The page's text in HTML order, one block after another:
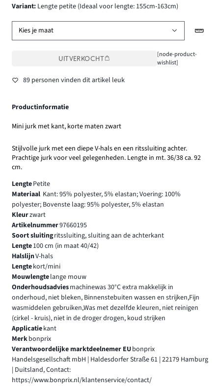
Variant: Lengte petite (Ideaal voor lengte: 155cm-163cm)
Kies je maat
UITVERKOCHT
[node-product-
wishlist]
89 personen vinden dit artikel leuk
Productinformatie
Mini jurk met kant, korte maten zwart
Stijlvolle jurk met een diepe V-hals en een ritssluiting achter.
Prachtige jurk voor veel gelegenheden. Lengte in mt. 36/38 ca. 92
cm.
LengtePetite
Materiaal Kant: 95% polyester, 5% elastan; Voering: 100%
polyester; Bovenste laag: 95% polyester, 5% elastan
Kleurzwart
Artikelnummer97660195
Soort sluitingritssluiting, sluiting aan de achterkant
Lengte100 cm (in maat 40/42)
HalslijnV-hals
Lengtekort/mini
Mouwlengtelange mouw
Onderhoudsadviesmachinewas 30°C extra makkelijk in
onderhoud, niet bleken, Binnenstebuiten wassen en strijken,Fijn
wasmiddelen gebruiken,Was met dezelfde kleuren, niet reinigen
(cirkel - kruis), niet in de droger drogen, koud strijken
Applicatiekant
Merkbonprix
Verantwoordelijke marktdeelnemer EUbonprix
Handelsgesellschaft mbH | Haldesdorfer Straße 61 | 22179 Hamburg
| Duitsland, Contact:
https://www.bonprix.nl/klantenservice/contact/